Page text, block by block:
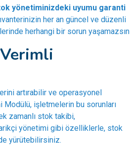
yönetiminizdeki uyumu garanti
her an güncel ve düzenli
herhangi bir sorun
artırabilir ve operasyonel
Modülü, işletmelerin bu sorunları
zamanlı stok takibi,
yönetimi gibi özelliklerle, stok
yürütebilirsiniz.